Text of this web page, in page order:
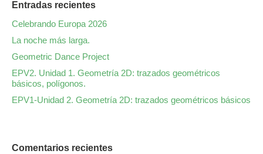
Entradas recientes
Celebrando Europa 2026
La noche más larga.
Geometric Dance Project
EPV2. Unidad 1. Geometría 2D: trazados geométricos
básicos, polígonos.
EPV1-Unidad 2. Geometría 2D: trazados geométricos básicos
Comentarios recientes